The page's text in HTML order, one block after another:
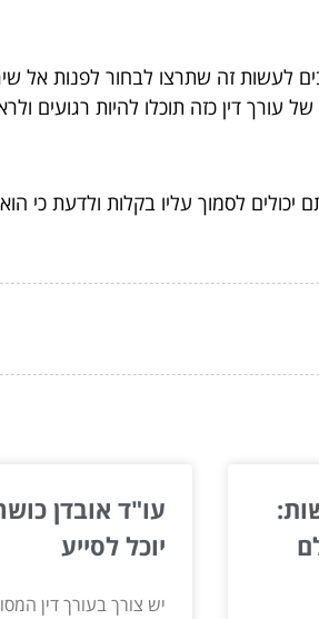
זה שתרצו לבחור לפנות אל
דין כזה תוכלו להיות רגועים
לסמוך עליו בקלות ולדעת כי
עו"ד אובדן
יוכל לסייע
יש צורך בעורך דין